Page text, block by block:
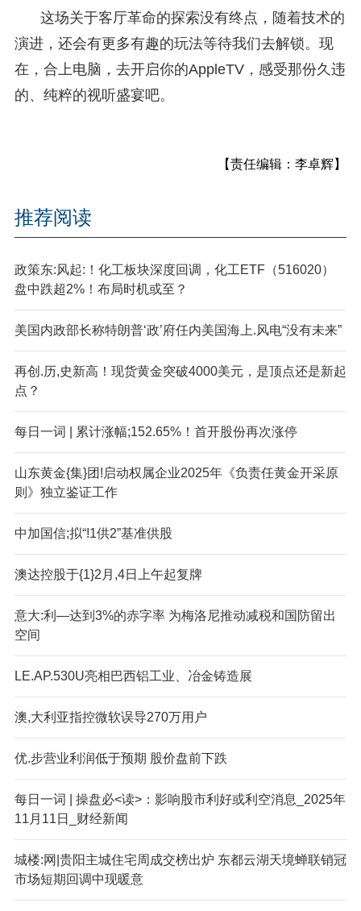
这场关于客厅革命的探索没有终点，随着技术的
演进，还会有更多有趣的玩法等待我们去解锁。现
在，合上电脑，去开启你的AppleTV，感受那份久违
的、纯粹的视听盛宴吧。
【责任编辑：李卓辉】
推荐阅读
政策东:风起:！化工板块深度回调，化工ETF（516020）
盘中跌超2%！布局时机或至？
美国内政部长称特朗普‘政’府任内美国海上.风电“没有未来”
再创.历,史新高！现货黄金突破4000美元，是顶点还是新起
点？
每日一词 | 累计涨幅;152.65%！首开股份再次涨停
山东黄金{集}团!启动权属企业2025年《负责任黄金开采原
则》独立鉴证工作
中加国信;拟“!1供2”基准供股
澳达控股于{1}2月,4日上午起复牌
意大:利—达到3%的赤字率 为梅洛尼推动减税和国防留出
空间
LE.AP.530U亮相巴西铝工业、冶金铸造展
澳,大利亚指控微软误导270万用户
优.步营业利润低于预期 股价盘前下跌
每日一词 | 操盘必<读>：影响股市利好或利空消息_2025年
11月11日_财经新闻
城楼:网|贵阳主城住宅周成交榜出炉 东都云湖天境蝉联销冠
市场短期回调中现暖意